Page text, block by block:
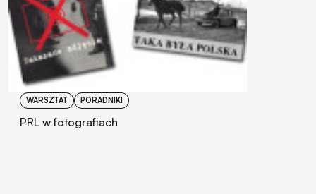
WARSZTAT PORADNIKI
PRL w fotografiach